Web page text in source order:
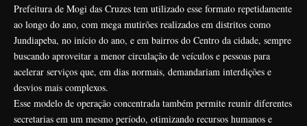
Prefeitura de Mogi das Cruzes tem utilizado esse formato repetidamente
ao longo do ano, com mega mutirões realizados em distritos como
Jundiapeba, no início do ano, e em bairros do Centro da cidade, sempre
buscando aproveitar a menor circulação de veículos e pessoas para
acelerar serviços que, em dias normais, demandariam interdições e
desvios mais complexos.
Esse modelo de operação concentrada também permite reunir diferentes
secretarias em um mesmo período, otimizando recursos humanos e